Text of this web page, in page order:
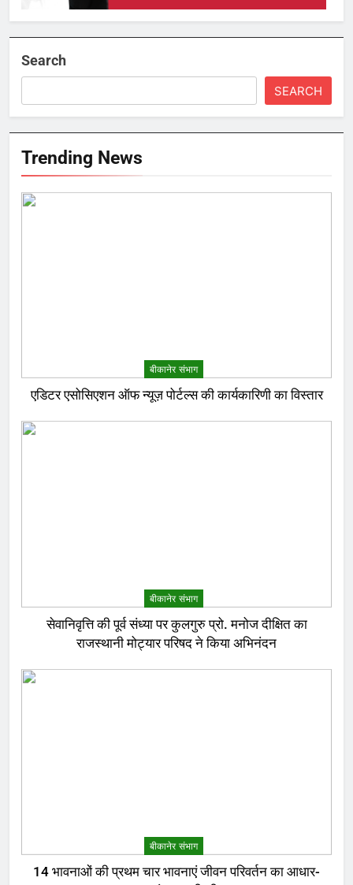
Search
SEARCH
Trending News
बीकानेर संभाग
एडिटर एसोसिएशन ऑफ न्यूज़ पोर्टल्स की कार्यकारिणी का विस्तार
बीकानेर संभाग
सेवानिवृत्ति की पूर्व संध्या पर कुलगुरु प्रो. मनोज दीक्षित का
राजस्थानी मोट्यार परिषद ने किया अभिनंदन
बीकानेर संभाग
14 भावनाओं की प्रथम चार भावनाएं जीवन परिवर्तन का आधार-